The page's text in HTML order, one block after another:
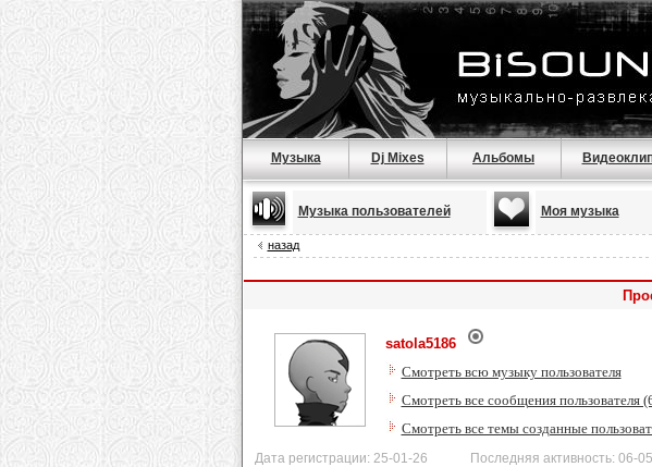
Музыка Dj Mixes Альбомы
Музыка пользователей Моя музыка
назад
satola5186
Смотреть всю музыку пользователя
Смотреть все сообщения пользователя
Смотреть все темы созданные
Дата регистрации: 25-01-26 Последняя активность: 06-